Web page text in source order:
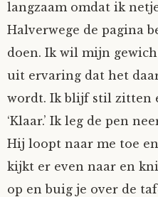
langzaam omdat ik
Halverwege de pagina
doen. Ik wil mijn
uit ervaring dat het
wordt. Ik blijf stil zitten
‘Klaar.’ Ik leg de pen
Hij loopt naar me toe
kijkt er even naar en
op en buig je over de